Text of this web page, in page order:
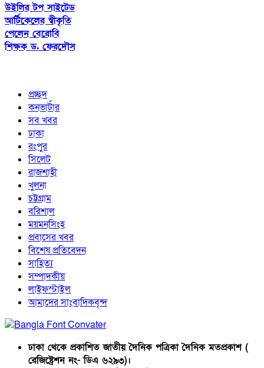
উইলির টপ সাইটেড
আর্টিকেলের স্বীকৃতি
পেলেন বেরোবি
শিক্ষক ড. ফেরদৌস
প্রচ্ছদ
কনভার্টার
সব খবর
ঢাকা
রংপুর
সিলেট
রাজশাহী
খুলনা
চট্টগ্রাম
বরিশাল
ময়মনসিংহ
প্রবাসের খবর
বিশেষ প্রতিবেদন
সাহিত্য
সম্পাদকীয়
লাইফস্টাইল
আমাদের সাংবাদিকবৃন্দ
ঢাকা থেকে প্রকাশিত জাতীয় দৈনিক পত্রিকা দৈনিক মতপ্রকাশ (
রেজিষ্ট্রেশন নং- ডিএ ৬২৯৩)।